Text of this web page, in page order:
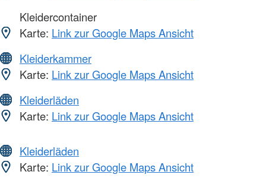
Kleidercontainer
Karte: Link zur Google Maps Ansicht
Kleiderkammer
Karte: Link zur Google Maps Ansicht
Kleiderläden
Karte: Link zur Google Maps Ansicht
Kleiderläden
Karte: Link zur Google Maps Ansicht